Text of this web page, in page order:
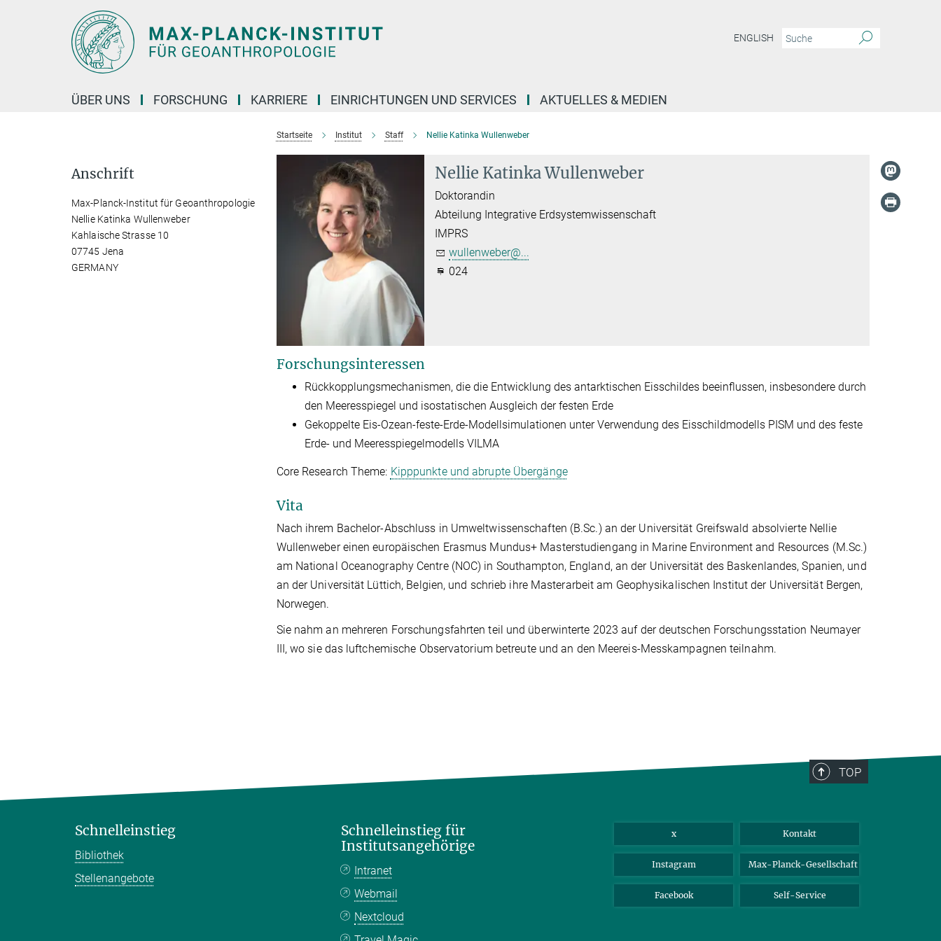
ENGLISH
ÜBER UNS FORSCHUNG KARRIERE EINRICHTUNGEN UND SERVICES AKTUELLES & MEDIEN
Startseite Institut Staff Nellie Katinka Wullenweber
Nellie Katinka Wullenweber
Doktorandin
Abteilung Integrative Erdsystemwissenschaft
IMPRS
wullenweber@...
024
Forschungsinteressen
Rückkopplungsmechanismen, die die Entwicklung des antarktischen Eisschildes beeinflussen, insbesondere durch
den Meeresspiegel und isostatischen Ausgleich der festen Erde
Gekoppelte Eis-Ozean-feste-Erde-Modellsimulationen unter Verwendung des Eisschildmodells PISM und des feste
Erde- und Meeresspiegelmodells VILMA
Core Research Theme: Kipppunkte und abrupte Übergänge
Vita
Nach ihrem Bachelor-Abschluss in Umweltwissenschaften (B.Sc.) an der Universität Greifswald absolvierte Nellie
Wullenweber einen europäischen Erasmus Mundus+ Masterstudiengang in Marine Environment and Resources (M.Sc.)
am National Oceanography Centre (NOC) in Southampton, England, an der Universität des Baskenlandes, Spanien, und
an der Universität Lüttich, Belgien, und schrieb ihre Masterarbeit am Geophysikalischen Institut der Universität Bergen,
Norwegen.
Sie nahm an mehreren Forschungsfahrten teil und überwinterte 2023 auf der deutschen Forschungsstation Neumayer
III, wo sie das luftchemische Observatorium betreute und an den Meereis-Messkampagnen teilnahm.
Anschrift
Max-Planck-Institut für Geoanthropologie
Nellie Katinka Wullenweber
Kahlaische Strasse 10
07745 Jena
GERMANY
TOP
Schnelleinstieg
Bibliothek
Stellenangebote
Schnelleinstieg für
Institutsangehörige
Intranet
Webmail
Nextcloud
x Kontakt
Instagram Max-Planck-Gesellschaft
Facebook Self-Service